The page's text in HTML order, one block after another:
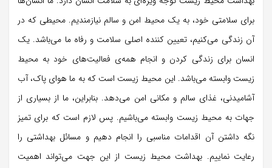
برای سلامتی خود، به یک محیط امن و سالم نیازمندیم. محیطی که در
آن زندگی می‌کنیم، تعیین کننده اصلی سلامت و رفاه ما می‌باشد. یک
انسان برای زندگی کردن و انجام همه‌ی فعالیت‌های خود به محیط
زیست وابسته می‌باشد. این محیط زیست است که به ما هوای پاک، آب
آشامیدنی، غذای سالم و مکانی امن می‌دهد. بنابراین، ما از بسیاری از
جهات به محیط زیست وابسته می‌باشیم. پس لازم است که برای تمیز
نگه داشتن آن اقدامات مناسبی را انجام دهیم و مسائل بهداشتی را
رعایت نماییم. بهداشت محیط زیست از این جهت می‌تواند اهمیت